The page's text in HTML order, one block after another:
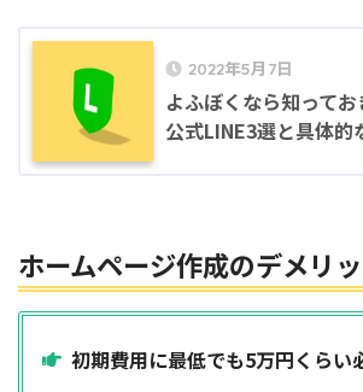
2022年5月7日
よふぼくなら知って
公式LINE3選と具体的
ホームページ作成のデメリ
初期費用に最低でも5万円くらい